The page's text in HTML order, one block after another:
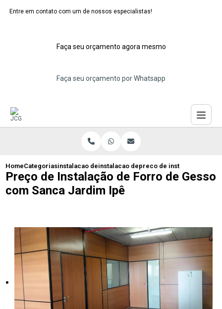
Entre em contato com um de nossos especialistas!
Faça seu orçamento agora mesmo
Faça seu orçamento por Whatsapp
HomeCategoriasinstalacao de forros de gesso
instalacao de forro de gesso sala
preco de instalacao de
Preço de Instalação de Forro de Gesso
com Sanca Jardim Ipê